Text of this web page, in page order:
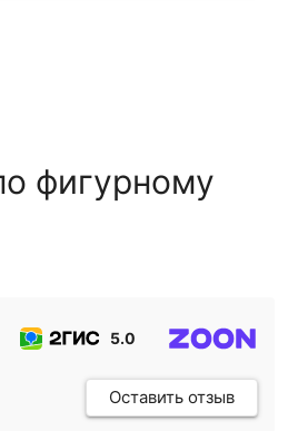
фигурному
5.0
Оставить отзыв